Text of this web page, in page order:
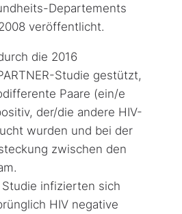
Departements
veröffentlicht.
die 2016
Studie gestützt,
Paare (ein/e
der/die andere HIV-
wurden und bei der
zwischen den
infizierten sich
HIV negative